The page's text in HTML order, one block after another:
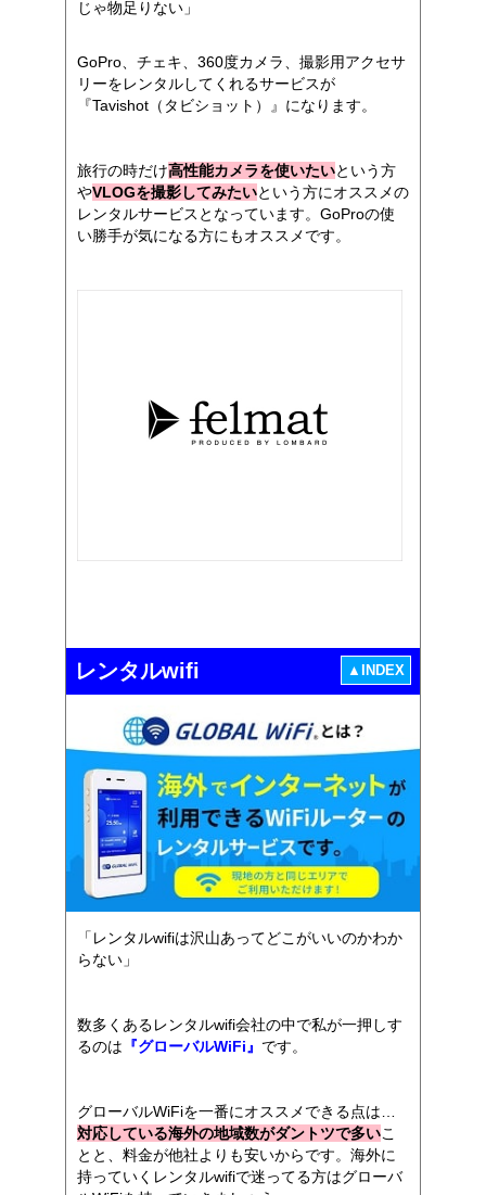
じゃ物足りない」
GoPro、チェキ、360度カメラ、撮影用アクセサ
リーをレンタルしてくれるサービスが
『Tavishot（タビショット）』になります。
旅行の時だけ高性能カメラを使いたいという方
やVLOGを撮影してみたいという方にオススメの
レンタルサービスとなっています。GoProの使
い勝手が気になる方にもオススメです。
レンタルwifi ▲INDEX
「レンタルwifiは沢山あってどこがいいのかわか
らない」
数多くあるレンタルwifi会社の中で私が一押しす
るのは 『グローバルWiFi』 です。
グローバルWiFiを一番にオススメできる点は…
対応している海外の地域数がダントツで多いこ
とと、料金が他社よりも安いからです。海外に
持っていくレンタルwifiで迷ってる方はグローバ